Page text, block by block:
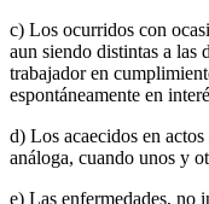
c) Los ocurridos con
aun siendo distintas a las
trabajador en
espontáneamente en
d) Los acaecidos en
análoga, cuando unos y
e) Las enfermedades, no